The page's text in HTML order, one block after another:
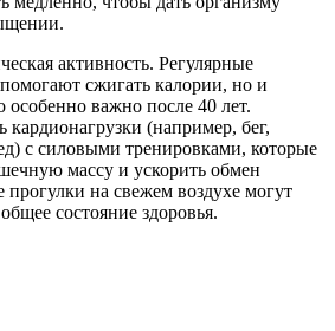
активность. Регулярные
сжигать калории, но и
важно после 40 лет.
кардионагрузки (например, бег,
с силовыми тренировками, которые
массу и ускорить обмен
на свежем воздухе могут
состояние здоровья.